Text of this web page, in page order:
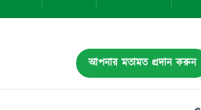
আপনার মতামত প্রদান করুন